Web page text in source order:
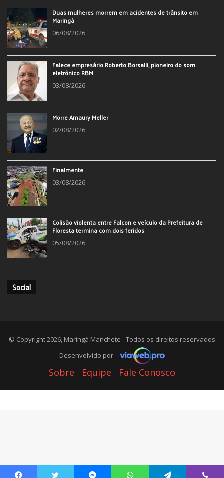
Duas mulheres morrem em acidentes de trânsito em
Maringá
06/08/2026
Falece empresário Roberto Borsalli, pioneiro do som
eletrônico RBM
03/08/2026
Morre Amaury Meller
02/08/2026
Finalmente
03/08/2026
Colisão violenta entre Falcon e veículo da Prefeitura de
Floresta termina com dois feridos
05/08/2026
Social
© Copyright 2026, Maringá Manchete - Todos os direitos reservados
Desenvolvido por
Sobre Equipe Fale Conosco